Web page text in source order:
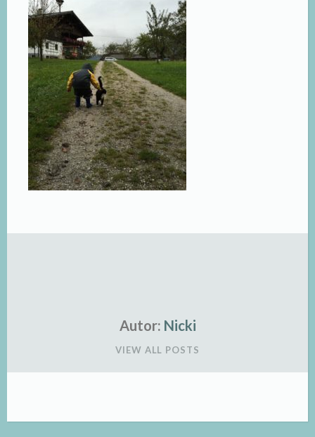
Autor: Nicki
VIEW ALL POSTS